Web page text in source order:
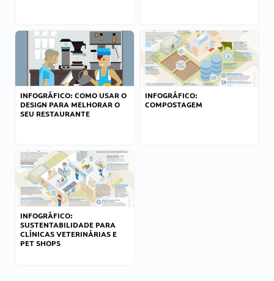
INFOGRÁFICO: COMO USAR O
DESIGN PARA MELHORAR O
SEU RESTAURANTE
INFOGRÁFICO:
COMPOSTAGEM
INFOGRÁFICO:
SUSTENTABILIDADE PARA
CLÍNICAS VETERINÁRIAS E
PET SHOPS